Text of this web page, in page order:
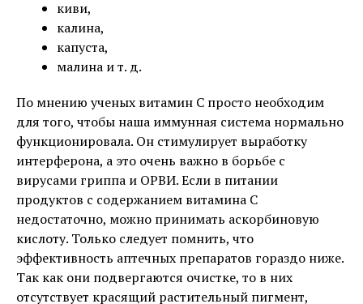
киви,
калина,
капуста,
малина и т. д.
По мнению ученых витамин C просто необходим
для того, чтобы наша иммунная система нормально
функционировала. Он стимулирует выработку
интерферона, а это очень важно в борьбе с
вирусами гриппа и ОРВИ. Если в питании
продуктов с содержанием витамина C
недостаточно, можно принимать аскорбиновую
кислоту. Только следует помнить, что
эффективность аптечных препаратов гораздо ниже.
Так как они подвергаются очистке, то в них
отсутствует красящий растительный пигмент,